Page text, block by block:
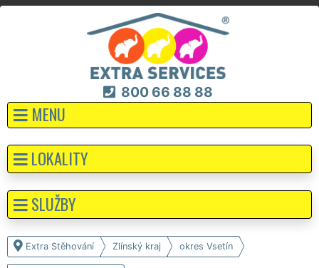
800 66 88 88
MENU
Extra Stěhování Zlínský kraj okres Vsetín
LOKALITY
SLUŽBY